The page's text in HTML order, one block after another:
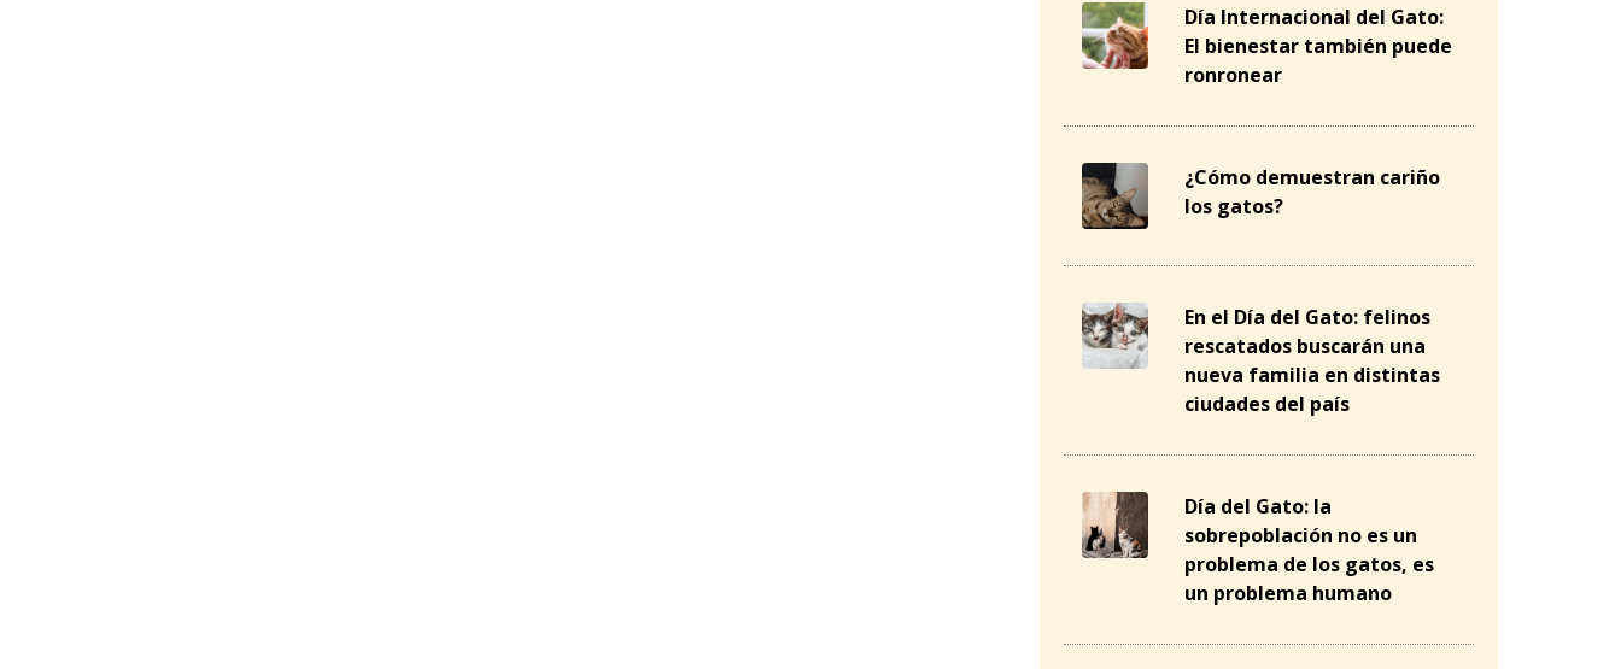
Día Internacional del Gato:
El bienestar también puede
ronronear
¿Cómo demuestran cariño
los gatos?
En el Día del Gato: felinos
rescatados buscarán una
nueva familia en distintas
ciudades del país
Día del Gato: la
sobrepoblación no es un
problema de los gatos, es
un problema humano